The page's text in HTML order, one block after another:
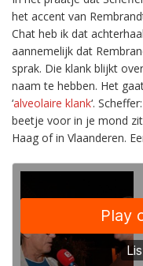
het accent van
Chat heb ik dat
aannemelijk dat
sprak. Die klank blijkt
naam te hebben. Het
‘alveolaire klank‘.
beetje voor in je mond
Haag of in Vlaanderen.